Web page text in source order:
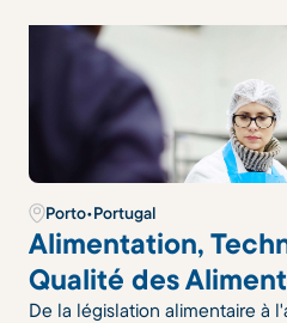
Porto•Portugal
Alimentation,
Qualité des
De la législation alimentaire à